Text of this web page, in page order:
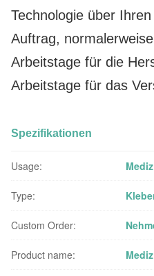
Technologie über
Auftrag,
Arbeitstage für die
Arbeitstage für das
Spezifikationen
Usage:
Type:
Custom Order:
Product name: